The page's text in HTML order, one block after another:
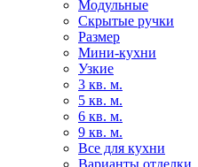
Модульные
Скрытые ручки
Размер
Мини-кухни
Узкие
3 кв. м.
5 кв. м.
6 кв. м.
9 кв. м.
Все для кухни
Варианты отделки